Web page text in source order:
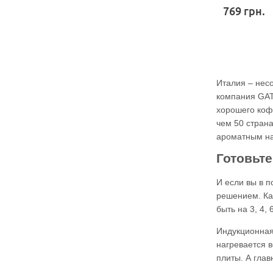
769 грн.
Италия –
компания
хорошего
чем 50
ароматным
И если вы в
решением.
быть на 3, 4,
нагревается
плиты. А